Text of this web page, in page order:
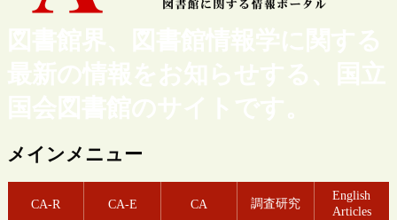
図書館界、図書館情報学に関する
最新の情報をお知らせする、国立
国会図書館のサイトです。
メインメニュー
CA-R CA-E CA 調査研究
English
Articles